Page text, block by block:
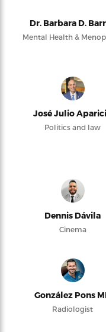
Dr. Barbara D.
Mental Health &
José Julio
Politics and law
Dennis Dávila
Cinema
González Pons
Radiologist